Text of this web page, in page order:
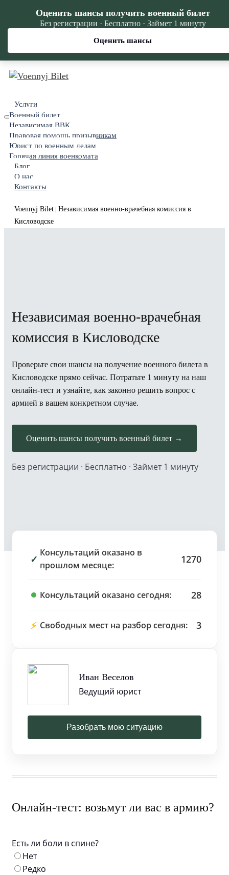
Услуги
Военный билет
Независимая ВВК
Правовая помощь призывникам
Юрист по военным делам
Горячая линия военкомата
Блог
О нас
Контакты
Voennyj Bilet Независимая военно-врачебная комиссия в
Кисловодске
Независимая военно-врачебная
комиссия в Кисловодске
Проверьте свои шансы на получение военного билета в
Кисловодске прямо сейчас. Потратьте 1 минуту на наш
онлайн-тест и узнайте, как законно решить вопрос с
армией в вашем конкретном случае.
Оценить шансы получить военный билет →
Без регистрации · Бесплатно · Займет 1 минуту
✓
Консультаций оказано в
прошлом месяце:
1270
Консультаций оказано сегодня: 28
⚡ Свободных мест на разбор сегодня: 3
Иван Веселов
Ведущий юрист
Разобрать мою ситуацию
Онлайн-тест: возьмут ли вас в армию?
Есть ли боли в спине?
Нет
Редко
Оценить шансы получить военный билет
Без регистрации · Бесплатно · Займет 1 минуту
Оценить шансы